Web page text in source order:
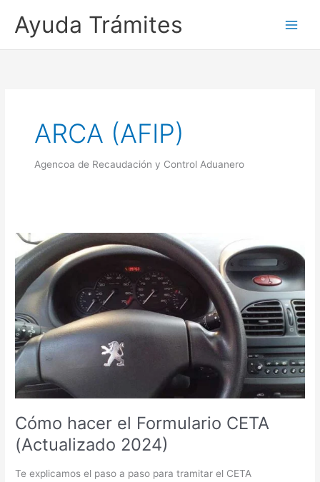
Ayuda Trámites
ARCA (AFIP)
Agencoa de Recaudación y Control Aduanero
Cómo hacer el Formulario CETA
(Actualizado 2024)
Te explicamos el paso a paso para tramitar el CETA